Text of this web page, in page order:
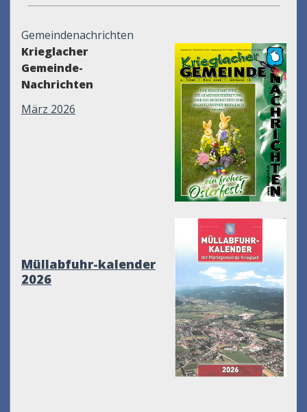
Gemeindenachrichten
Krieglacher
Gemeinde-
Nachrichten
März 2026
Müllabfuhr-kalender
2026